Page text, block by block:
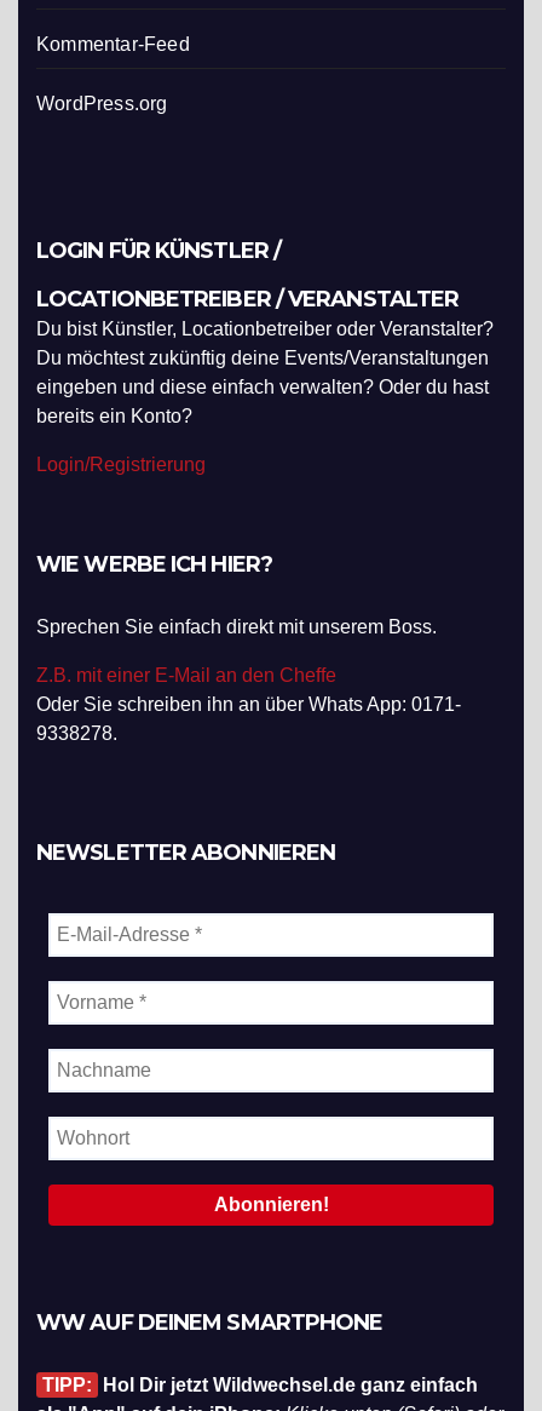
Kommentar-Feed
WordPress.org
LOGIN FÜR KÜNSTLER /
LOCATIONBETREIBER / VERANSTALTER
Du bist Künstler, Locationbetreiber oder Veranstalter?
Du möchtest zukünftig deine Events/Veranstaltungen
eingeben und diese einfach verwalten? Oder du hast
bereits ein Konto?
Login/Registrierung
WIE WERBE ICH HIER?
Sprechen Sie einfach direkt mit unserem Boss.
Z.B. mit einer E-Mail an den Cheffe
Oder Sie schreiben ihn an über Whats App: 0171-
9338278.
NEWSLETTER ABONNIEREN
WW AUF DEINEM SMARTPHONE
TIPP:
Hol Dir jetzt Wildwechsel.de ganz einfach